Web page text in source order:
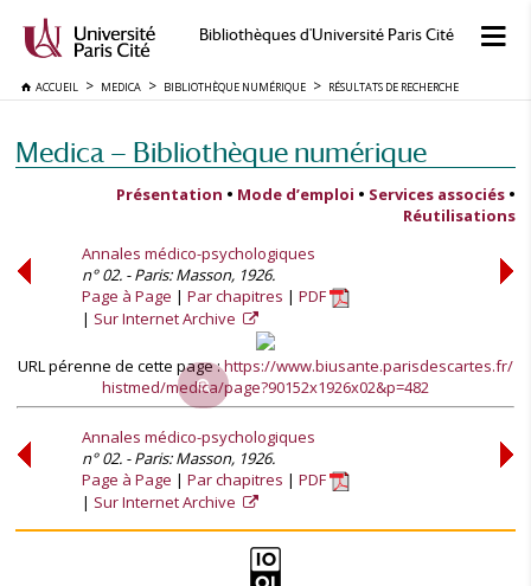
Bibliothèques d'Université Paris Cité
ACCUEIL MEDICA BIBLIOTHÈQUE NUMÉRIQUE RÉSULTATS DE RECHERCHE
Medica — Bibliothèque numérique
Présentation • Mode d’emploi • Services associés •
Réutilisations
Annales médico-psychologiques
n° 02. - Paris: Masson, 1926.
Page à Page
Par chapitres
PDF
Sur Internet Archive
URL pérenne de cette page :https://www.biusante.parisdescartes.fr/
histmed/medica/page?90152x1926x02&p=482
Annales médico-psychologiques
n° 02. - Paris: Masson, 1926.
Page à Page
Par chapitres
PDF
Sur Internet Archive